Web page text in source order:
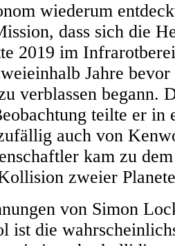
wiederum
dass sich die
2019 im
Jahre
verblassen begann.
teilte er in
auch von
kam zu dem
zweier
von Simon
ist die